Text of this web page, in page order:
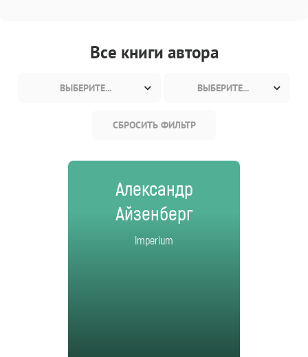
Все книги автора
ВЫБЕРИТЕ... ВЫБЕРИТЕ...
СБРОСИТЬ ФИЛЬТР
Александр
Айзенберг
Imperium